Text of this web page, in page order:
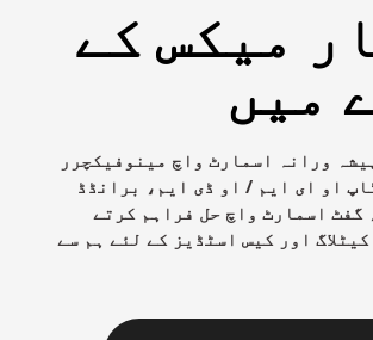
میکس کے
میں
ورانہ اسمارٹ واچ مینوفیکچرر
1-اسٹاپ او ای ایم / او ڈی ایم، برانڈڈ
گفٹ اسمارٹ واچ حل فراہم کرتے
اور کیس اسٹڈیز کے لئے ہم سے